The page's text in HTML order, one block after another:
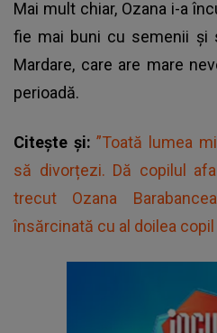
Mai mult chiar, Ozana i-a
fie mai buni cu semenii și
Mardare, care are mare
perioadă.
Citește și:”Toată lumea
să divorțezi. Dă copilul
trecut Ozana
însărcinată cu al doilea copil